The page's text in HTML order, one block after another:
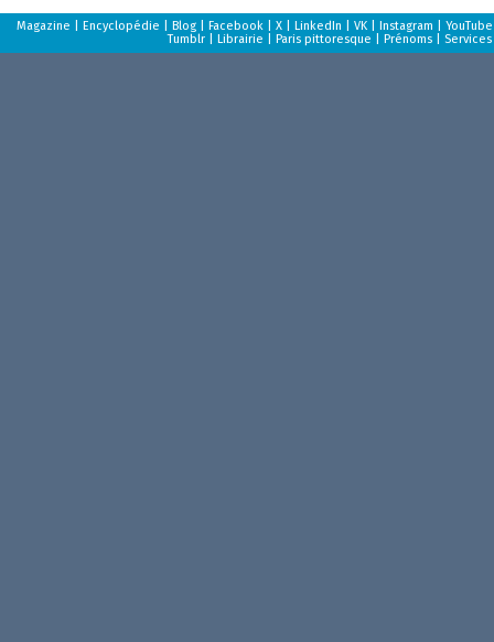
Magazine |Encyclopédie |Blog |Facebook |X |LinkedIn |VK |Instagram |YouTube
Tumblr |Librairie |Paris pittoresque |Prénoms Services